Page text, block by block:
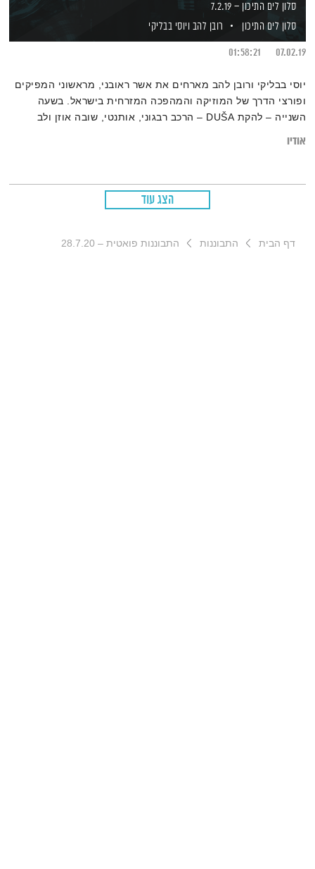
סלון לים התיכון – 7.2.19
סלון לים התיכון
רובן להב ויוסי בבליקי
07.02.19
01:58:21
יוסי בבליקי ורובן להב מארחים את אשר ראובני, מראשוני המפיקים
ופורצי הדרך של המוזיקה והמהפכה המזרחית בישראל. בשעה
השנייה – להקת DUŠA – הרכב רבגוני, אותנטי, שובה אוזן ולב
אודיו
הצג עוד
דף הבית התבוננות התבוננות פואטית – 28.7.20